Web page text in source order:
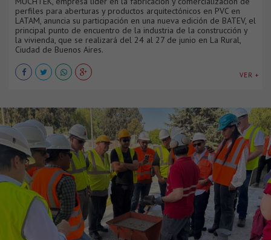
perfiles para aberturas y productos arquitectónicos en PVC en
LATAM, anuncia su participación en una nueva edición de BATEV, el
principal punto de encuentro de la industria de la construcción y
la vivienda, que se realizará del 24 al 27 de junio en La Rural,
Ciudad de Buenos Aires.
VER +